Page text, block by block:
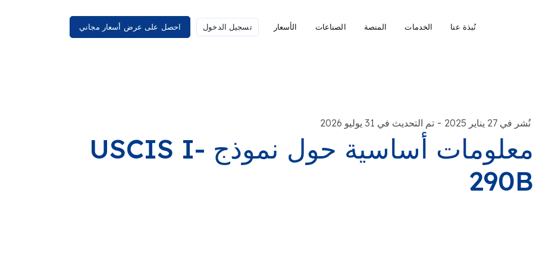
نُبذة عنا الخدمات المنصة الصناعات الأسعار تسجيل الدخول احصل على عرض أسعار مجاني
نُشر في 27 يناير 2025 - تم التحديث في 31 يوليو 2026
معلومات أساسية حول نموذج USCIS I-
290B